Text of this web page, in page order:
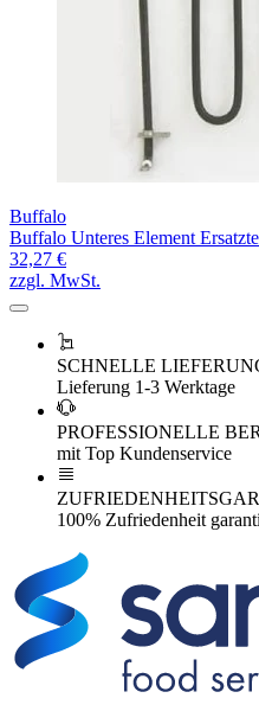
Buffalo
Buffalo Unteres Element
32,27 €
zzgl. MwSt.
SCHNELLE
Lieferung 1-3 Werktage
PROFESSIONELLE
mit Top Kundenservice
100% Zufriedenheit